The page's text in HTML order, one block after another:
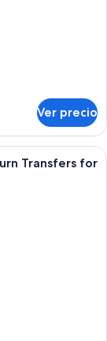
Ver precio
con una cama
Transfers for